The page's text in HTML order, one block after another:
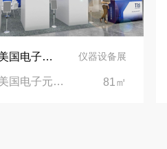
2026年美国电子元器件及电子生产设备展览会展台设计搭建公司 仪器设备展
2026年美国电子元器件及电子生产设备展览会|美国加利福尼亚州安纳海姆会展中心 81㎡